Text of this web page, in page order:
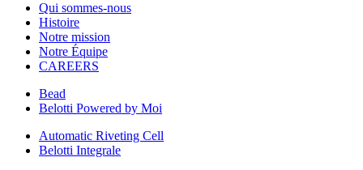
Qui sommes-nous
Histoire
Notre mission
Notre Équipe
CAREERS
Bead
Belotti Powered by Moi
Automatic Riveting Cell
Belotti Integrale